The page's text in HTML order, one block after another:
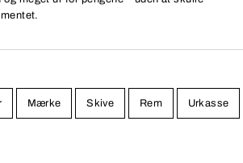
Mærke Skive Rem Urkasse